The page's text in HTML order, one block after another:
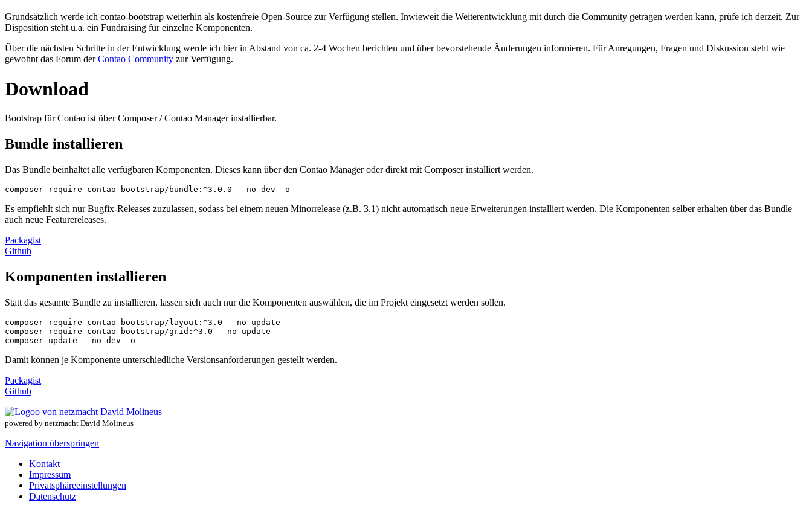
Grundsätzlich werde ich contao-bootstrap weiterhin als kostenfreie Open-Source zur Verfügung stellen. Inwieweit die Weiterentwicklung mit durch die Community getragen werden kann, prüfe ich derzeit. Zur
Disposition steht u.a. ein Fundraising für einzelne Komponenten.
Über die nächsten Schritte in der Entwicklung werde ich hier in Abstand von ca. 2-4 Wochen berichten und über bevorstehende Änderungen informieren. Für Anregungen, Fragen und Diskussion steht wie
gewohnt das Forum derContao Community zur Verfügung.
Download
Bootstrap für Contao ist über Composer / Contao Manager installierbar.
Bundle installieren
Das Bundle beinhaltet alle verfügbaren Komponenten. Dieses kann über den Contao Manager oder direkt mit Composer installiert werden.
composer require contao-bootstrap/bundle:^3.0.0 --no-dev -o
Es empfiehlt sich nur Bugfix-Releases zuzulassen, sodass bei einem neuen Minorrelease (z.B. 3.1) nicht automatisch neue Erweiterungen installiert werden. Die Komponenten selber erhalten über das Bundle
auch neue Featurereleases.
Packagist
Github
Komponenten installieren
Statt das gesamte Bundle zu installieren, lassen sich auch nur die Komponenten auswählen, die im Projekt eingesetzt werden sollen.
composer require contao-bootstrap/layout:^3.0 --no-update
composer require contao-bootstrap/grid:^3.0 --no-update
composer update --no-dev -o
Damit können je Komponente unterschiedliche Versionsanforderungen gestellt werden.
Packagist
Github
powered by netzmacht David Molineus
Navigation überspringen
Kontakt
Impressum
Privatsphäreeinstellungen
Datenschutz